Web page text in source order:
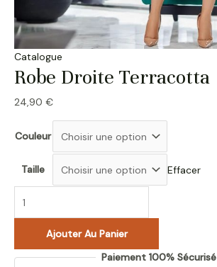
Catalogue
Robe Droite Terracotta
24,90 €
Couleur
Taille Effacer
Ajouter Au Panier
Paiement 100% Sécurisé